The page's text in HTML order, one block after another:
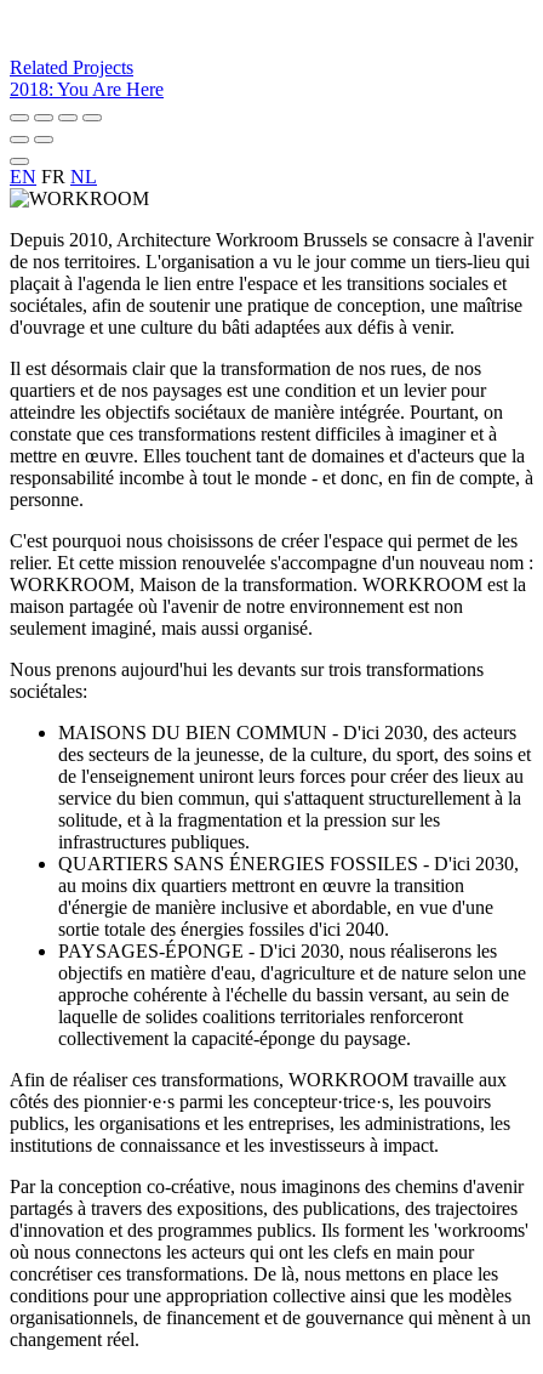
Related Projects
2018: You Are Here
EN FR NL
Depuis 2010, Architecture Workroom Brussels se consacre à l'avenir
de nos territoires. L'organisation a vu le jour comme un tiers-lieu qui
plaçait à l'agenda le lien entre l'espace et les transitions sociales et
sociétales, afin de soutenir une pratique de conception, une maîtrise
d'ouvrage et une culture du bâti adaptées aux défis à venir.
Il est désormais clair que la transformation de nos rues, de nos
quartiers et de nos paysages est une condition et un levier pour
atteindre les objectifs sociétaux de manière intégrée. Pourtant, on
constate que ces transformations restent difficiles à imaginer et à
mettre en œuvre. Elles touchent tant de domaines et d'acteurs que la
responsabilité incombe à tout le monde - et donc, en fin de compte, à
personne.
C'est pourquoi nous choisissons de créer l'espace qui permet de les
relier. Et cette mission renouvelée s'accompagne d'un nouveau nom :
WORKROOM, Maison de la transformation. WORKROOM est la
maison partagée où l'avenir de notre environnement est non
seulement imaginé, mais aussi organisé.
Nous prenons aujourd'hui les devants sur trois transformations
sociétales:
MAISONS DU BIEN COMMUN - D'ici 2030, des acteurs
des secteurs de la jeunesse, de la culture, du sport, des soins et
de l'enseignement uniront leurs forces pour créer des lieux au
service du bien commun, qui s'attaquent structurellement à la
solitude, et à la fragmentation et la pression sur les
infrastructures publiques.
QUARTIERS SANS ÉNERGIES FOSSILES - D'ici 2030,
au moins dix quartiers mettront en œuvre la transition
d'énergie de manière inclusive et abordable, en vue d'une
sortie totale des énergies fossiles d'ici 2040.
PAYSAGES-ÉPONGE - D'ici 2030, nous réaliserons les
objectifs en matière d'eau, d'agriculture et de nature selon une
approche cohérente à l'échelle du bassin versant, au sein de
laquelle de solides coalitions territoriales renforceront
collectivement la capacité-éponge du paysage.
Afin de réaliser ces transformations, WORKROOM travaille aux
côtés des pionnier·e·s parmi les concepteur·trice·s, les pouvoirs
publics, les organisations et les entreprises, les administrations, les
institutions de connaissance et les investisseurs à impact.
Par la conception co-créative, nous imaginons des chemins d'avenir
partagés à travers des expositions, des publications, des trajectoires
d'innovation et des programmes publics. Ils forment les 'workrooms'
où nous connectons les acteurs qui ont les clefs en main pour
concrétiser ces transformations. De là, nous mettons en place les
conditions pour une appropriation collective ainsi que les modèles
organisationnels, de financement et de gouvernance qui mènent à un
changement réel.